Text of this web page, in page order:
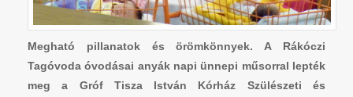
Megható pillanatok és örömkönnyek. A Rákóczi
Tagóvoda óvodásai anyák napi ünnepi műsorral lepték
meg a Gróf Tisza István Kórház Szülészeti és